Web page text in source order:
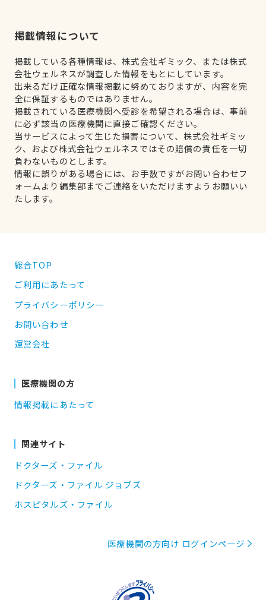
掲載情報について
掲載している各種情報は、株式会社ギミック、または株式
会社ウェルネスが調査した情報をもとにしています。
出来るだけ正確な情報掲載に努めておりますが、内容を完
全に保証するものではありません。
掲載されている医療機関へ受診を希望される場合は、事前
に必ず該当の医療機関に直接ご確認ください。
当サービスによって生じた損害について、株式会社ギミッ
ク、および株式会社ウェルネスではその賠償の責任を一切
負わないものとします。
情報に誤りがある場合には、お手数ですがお問い合わせフ
ォームより編集部までご連絡をいただけますようお願いい
たします。
総合TOP
ご利用にあたって
プライバシーポリシー
お問い合わせ
運営会社
医療機関の方
情報掲載にあたって
関連サイト
ドクターズ・ファイル
ドクターズ・ファイル ジョブズ
ホスピタルズ・ファイル
医療機関の方向け ログインページ